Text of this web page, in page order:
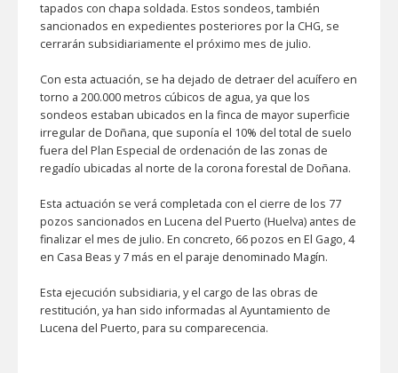
tapados con chapa soldada. Estos sondeos, también
sancionados en expedientes posteriores por la CHG, se
cerrarán subsidiariamente el próximo mes de julio.
Con esta actuación, se ha dejado de detraer del acuífero en
torno a 200.000 metros cúbicos de agua, ya que los
sondeos estaban ubicados en la finca de mayor superficie
irregular de Doñana, que suponía el 10% del total de suelo
fuera del Plan Especial de ordenación de las zonas de
regadío ubicadas al norte de la corona forestal de Doñana.
Esta actuación se verá completada con el cierre de los 77
pozos sancionados en Lucena del Puerto (Huelva) antes de
finalizar el mes de julio. En concreto, 66 pozos en El Gago, 4
en Casa Beas y 7 más en el paraje denominado Magín.
Esta ejecución subsidiaria, y el cargo de las obras de
restitución, ya han sido informadas al Ayuntamiento de
Lucena del Puerto, para su comparecencia.